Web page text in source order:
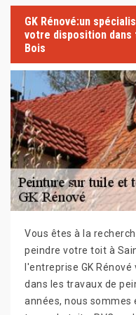
GK Rénové:un
votre disposition dans
Bois
Vous êtes à la
peindre votre toit à
l'entreprise GK
dans les travaux de
années, nous sommes